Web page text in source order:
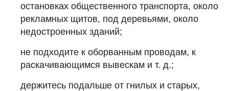
остановках общественного транспорта, около
рекламных щитов, под деревьями, около
недостроенных зданий;
не подходите к оборванным проводам, к
раскачивающимся вывескам и т. д.;
держитесь подальше от гнилых и старых,